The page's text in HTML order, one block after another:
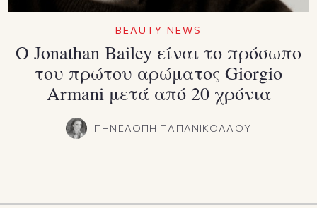
BEAUTY NEWS
Ο Jonathan Bailey είναι το πρόσωπο
του πρώτου αρώματος Giorgio
Armani μετά από 20 χρόνια
ΠΗΝΕΛΟΠΗ ΠΑΠΑΝΙΚΟΛΑΟΥ